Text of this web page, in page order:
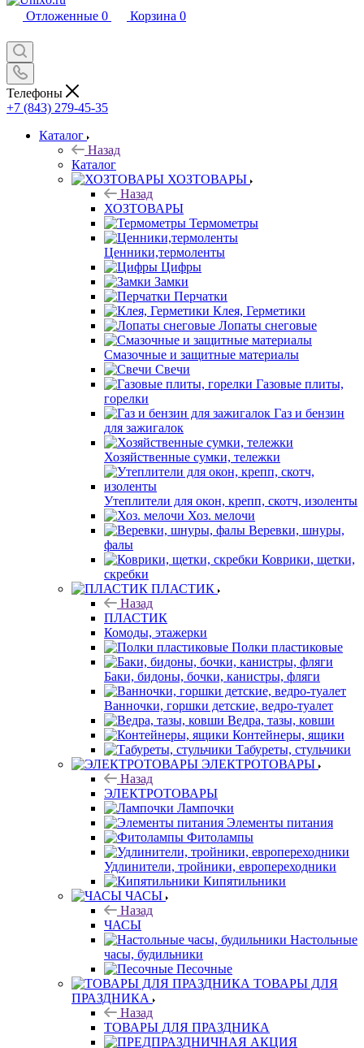
Отложенные 0 Корзина 0
Телефоны
+7 (843) 279-45-35
Каталог
Назад
Каталог
ХОЗТОВАРЫ
Назад
ХОЗТОВАРЫ
Термометры
Ценники,термоленты
Цифры
Замки
Перчатки
Клея, Герметики
Лопаты снеговые
Смазочные и защитные материалы
Свечи
Газовые плиты,
горелки
Газ и бензин
для зажигалок
Хозяйственные сумки, тележки
Утеплители для окон, крепп, скотч, изоленты
Хоз. мелочи
Веревки, шнуры,
фалы
Коврики, щетки,
скребки
ПЛАСТИК
Назад
ПЛАСТИК
Комоды, этажерки
Полки пластиковые
Баки, бидоны, бочки, канистры, фляги
Ванночки, горшки детские, ведро-туалет
Ведра, тазы, ковши
Контейнеры, ящики
Табуреты, стульчики
ЭЛЕКТРОТОВАРЫ
Назад
ЭЛЕКТРОТОВАРЫ
Лампочки
Элементы питания
Фитолампы
Удлинители, тройники, европереходники
Кипятильники
ЧАСЫ
Назад
ЧАСЫ
Настольные
часы, будильники
Песочные
ТОВАРЫ ДЛЯ
ПРАЗДНИКА
Назад
ТОВАРЫ ДЛЯ ПРАЗДНИКА